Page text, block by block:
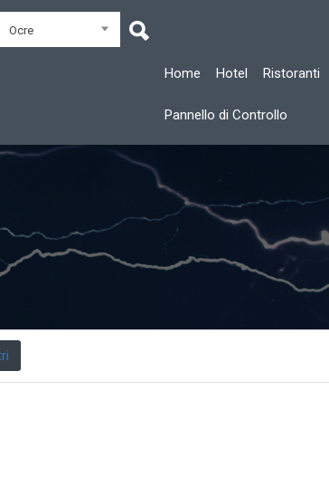
Ocre
Home Hotel Ristoranti
Pannello di Controllo